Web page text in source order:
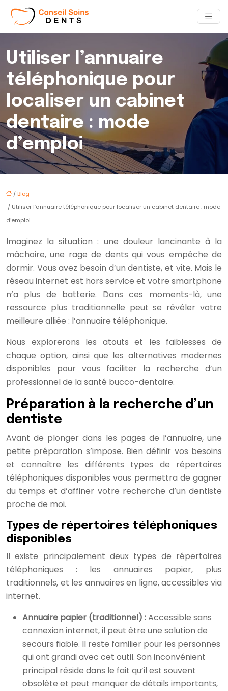
Utiliser l’annuaire
téléphonique pour
localiser un cabinet
dentaire : mode
d’emploi
/ Blog
/ Utiliser l’annuaire téléphonique pour localiser un cabinet dentaire : mode
d’emploi
Imaginez la situation : une douleur lancinante à la
mâchoire, une rage de dents qui vous empêche de
dormir. Vous avez besoin d’un dentiste, et vite. Mais le
réseau internet est hors service et votre smartphone
n’a plus de batterie. Dans ces moments-là, une
ressource plus traditionnelle peut se révéler votre
meilleure alliée : l’annuaire téléphonique.
Nous explorerons les atouts et les faiblesses de
chaque option, ainsi que les alternatives modernes
disponibles pour vous faciliter la recherche d’un
professionnel de la santé bucco-dentaire.
Préparation à la recherche d’un
dentiste
Avant de plonger dans les pages de l’annuaire, une
petite préparation s’impose. Bien définir vos besoins
et connaître les différents types de répertoires
téléphoniques disponibles vous permettra de gagner
du temps et d’affiner votre recherche d’un dentiste
proche de moi.
Types de répertoires téléphoniques
disponibles
Il existe principalement deux types de répertoires
téléphoniques : les annuaires papier, plus
traditionnels, et les annuaires en ligne, accessibles via
internet.
Annuaire papier (traditionnel) :Accessible sans
connexion internet, il peut être une solution de
secours fiable. Il reste familier pour les personnes
qui ont grandi avec cet outil. Son inconvénient
principal réside dans le fait qu’il est souvent
obsolète et peut manquer de détails importants,